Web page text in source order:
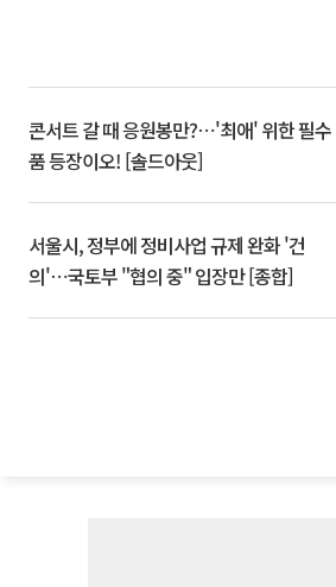
콘서트 갈 때 응원봉만?⋯'최애' 위한 필수
품 등장이오! [솔드아웃]
서울시, 정부에 정비사업 규제 완화 '건
의'⋯국토부 "협의 중" 입장만 [종합]